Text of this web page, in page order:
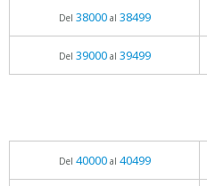
Del 38000al 38499
Del 39000al 39499
Del 40000al 40499